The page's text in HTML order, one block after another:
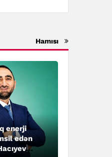
Hamısı
enerji
edən